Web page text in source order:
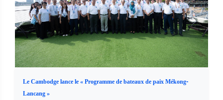
Le Cambodge lance le « Programme de bateaux de paix Mékong-
Lancang »